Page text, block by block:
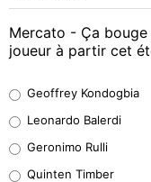
Mercato - Ça bouge
joueur à partir cet
38%
32%
Geoffrey Kondogbia
Leonardo Balerdi
Geronimo Rulli
Quinten Timber